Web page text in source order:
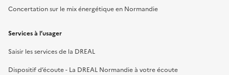
Concertation sur le mix énergétique en Normandie
Services à l’usager
Saisir les services de la DREAL
Dispositif d’écoute - La DREAL Normandie à votre écoute